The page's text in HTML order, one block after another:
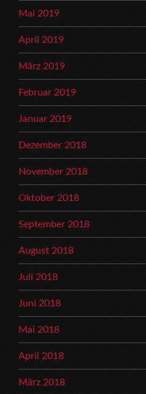
Mai 2019
April 2019
März 2019
Februar 2019
Januar 2019
Dezember 2018
November 2018
Oktober 2018
September 2018
August 2018
Juli 2018
Juni 2018
Mai 2018
April 2018
März 2018